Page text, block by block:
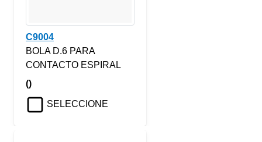
C9004
BOLA D.6 PARA
CONTACTO ESPIRAL
()
SELECCIONE